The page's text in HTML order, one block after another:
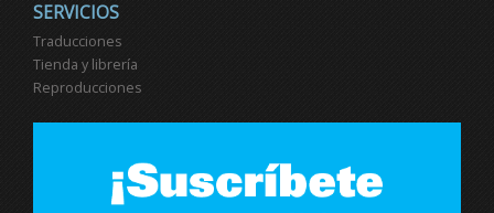
SERVICIOS
Traducciones
Tienda y librería
Reproducciones